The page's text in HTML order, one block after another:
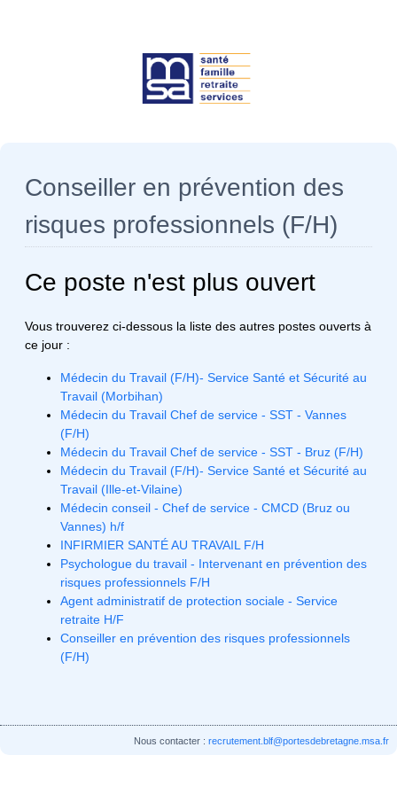
Conseiller en prévention des
risques professionnels (F/H)
Ce poste n'est plus ouvert
Vous trouverez ci-dessous la liste des autres postes ouverts à
ce jour :
Médecin du Travail (F/H)- Service Santé et Sécurité au
Travail (Morbihan)
Médecin du Travail Chef de service - SST - Vannes
(F/H)
Médecin du Travail Chef de service - SST - Bruz (F/H)
Médecin du Travail (F/H)- Service Santé et Sécurité au
Travail (Ille-et-Vilaine)
Médecin conseil - Chef de service - CMCD (Bruz ou
Vannes) h/f
INFIRMIER SANTÉ AU TRAVAIL F/H
Psychologue du travail - Intervenant en prévention des
risques professionnels F/H
Agent administratif de protection sociale - Service
retraite H/F
Conseiller en prévention des risques professionnels
(F/H)
Nous contacter :recrutement.blf@portesdebretagne.msa.fr